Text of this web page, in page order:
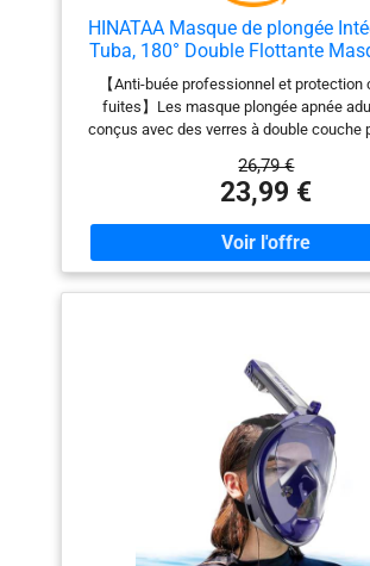
HINATAA Masque de plongée
Tuba, 180° Double Flottante
Adulte Snorkeling Anti-buée
Lunettes plongée apnée avec
Support Adulte Enfant
【Anti-buée professionnel et protection
fuites】Les masque plongée apnée
conçus avec des verres à double couche
réduire le contact direct et de minimiser
de température et de réduire la buée, et
plongée intégral est équipé de canaux
d'expiration indépendants pour éviter la
masque de snorkeling pour l'ensemble
dispose d'un joint en silicone souple
alimentaire avec une balle flottante qui
buée et anti-fuite pour une expérience de
fantastique. 【Double design float ball,
Notre masque de snorkeling intégral pour
doté d'un design double float ball qui utilise
la flottabilité pour empêcher l'eau de
masque. Ainsi, le tube respiratoire reste
sécurité du plongeur est garantie. Notre
complet dispose de deux fois plus d'air
masques de plongée adultes. Deux
étanches assurent une respiration plus
26,79 €
23,99 €